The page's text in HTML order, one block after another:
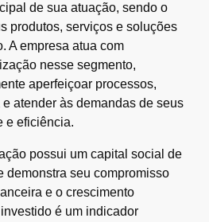
de sua atuação, sendo o
produtos, serviços e soluções
A empresa atua com
nesse segmento,
aperfeiçoar processos,
atender às demandas de seus
e eficiência.
possui um capital social de
demonstra seu compromisso
e o crescimento
é um indicador